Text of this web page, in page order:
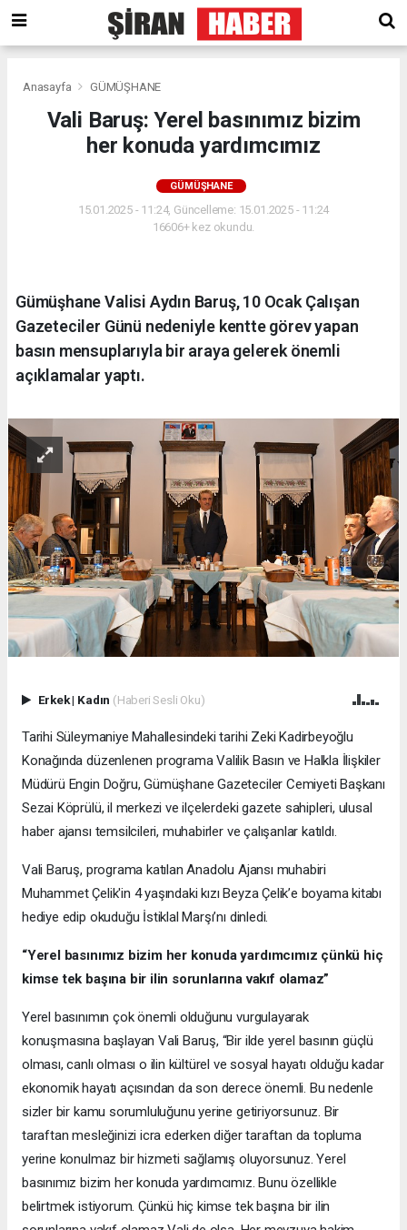
Anasayfa GÜMÜŞHANE
Vali Baruş: Yerel basınımız bizim
her konuda yardımcımız
GÜMÜŞHANE
15.01.2025 - 11:24, Güncelleme: 15.01.2025 - 11:24
16606+ kez okundu.
Gümüşhane Valisi Aydın Baruş, 10 Ocak Çalışan
Gazeteciler Günü nedeniyle kentte görev yapan
basın mensuplarıyla bir araya gelerek önemli
açıklamalar yaptı.
Erkek| Kadın (Haberi Sesli Oku)
Tarihi Süleymaniye Mahallesindeki tarihi Zeki Kadirbeyoğlu
Konağında düzenlenen programa Valilik Basın ve Halkla İlişkiler
Müdürü Engin Doğru, Gümüşhane Gazeteciler Cemiyeti Başkanı
Sezai Köprülü, il merkezi ve ilçelerdeki gazete sahipleri, ulusal
haber ajansı temsilcileri, muhabirler ve çalışanlar katıldı.
Vali Baruş, programa katılan Anadolu Ajansı muhabiri
Muhammet Çelik'in 4 yaşındaki kızı Beyza Çelik’e boyama kitabı
hediye edip okuduğu İstiklal Marşı’nı dinledi.
“Yerel basınımız bizim her konuda yardımcımız çünkü hiç
kimse tek başına bir ilin sorunlarına vakıf olamaz”
Yerel basınımın çok önemli olduğunu vurgulayarak
konuşmasına başlayan Vali Baruş, “Bir ilde yerel basının güçlü
olması, canlı olması o ilin kültürel ve sosyal hayatı olduğu kadar
ekonomik hayatı açısından da son derece önemli. Bu nedenle
sizler bir kamu sorumluluğunu yerine getiriyorsunuz. Bir
taraftan mesleğinizi icra ederken diğer taraftan da topluma
yerine konulmaz bir hizmeti sağlamış oluyorsunuz. Yerel
basınımız bizim her konuda yardımcımız. Bunu özellikle
belirtmek istiyorum. Çünkü hiç kimse tek başına bir ilin